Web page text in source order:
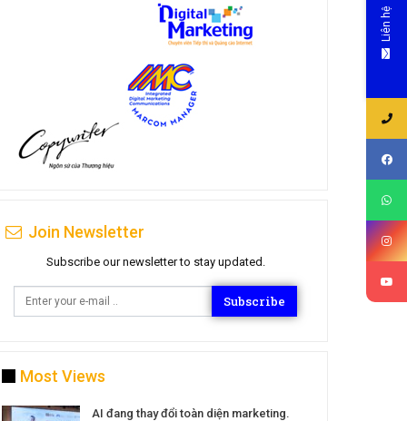
Join Newsletter
Subscribe our newsletter to stay updated.
Subscribe
Most Views
AI đang thay đổi toàn diện marketing.
Liên hệ